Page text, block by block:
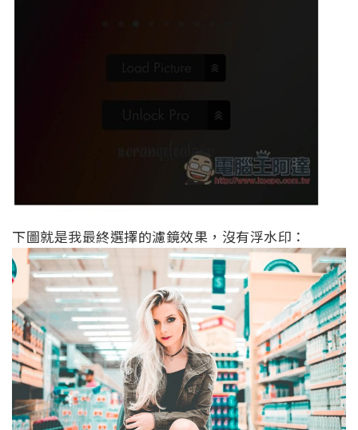
下圖就是我最終選擇的濾鏡效果，沒有浮水印：